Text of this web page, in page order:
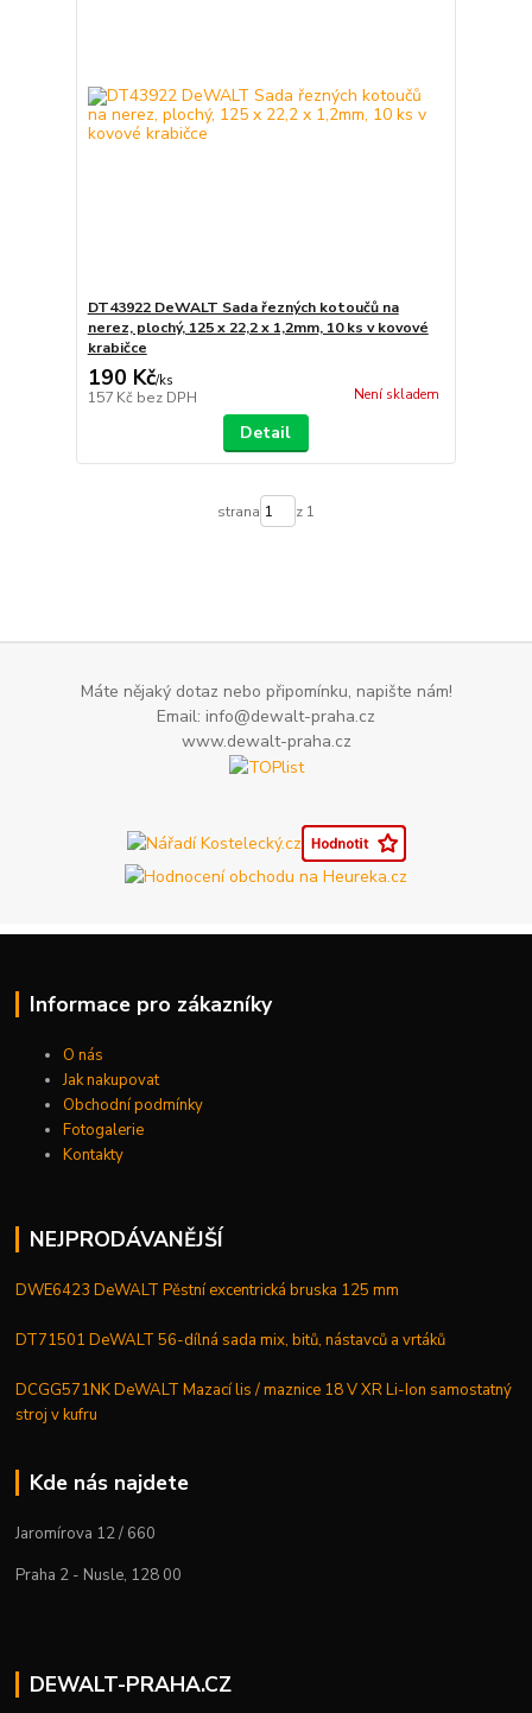
DT43922 DeWALT Sada řezných kotoučů na
nerez, plochý, 125 x 22,2 x 1,2mm, 10 ks v kovové
krabičce
190 Kč/ks
157 Kč bez DPH Není skladem
Detail
strana z 1
Máte nějaký dotaz nebo připomínku, napište nám!
Email: info@dewalt-praha.cz
www.dewalt-praha.cz
Informace pro zákazníky
O nás
Jak nakupovat
Obchodní podmínky
Fotogalerie
Kontakty
NEJPRODÁVANĚJŠÍ
DWE6423 DeWALT Pěstní excentrická bruska 125 mm
DT71501 DeWALT 56-dílná sada mix, bitů, nástavců a vrtáků
DCGG571NK DeWALT Mazací lis / maznice 18 V XR Li-Ion samostatný
stroj v kufru
Kde nás najdete
Jaromírova 12 / 660
Praha 2 - Nusle, 128 00
DEWALT-PRAHA.CZ